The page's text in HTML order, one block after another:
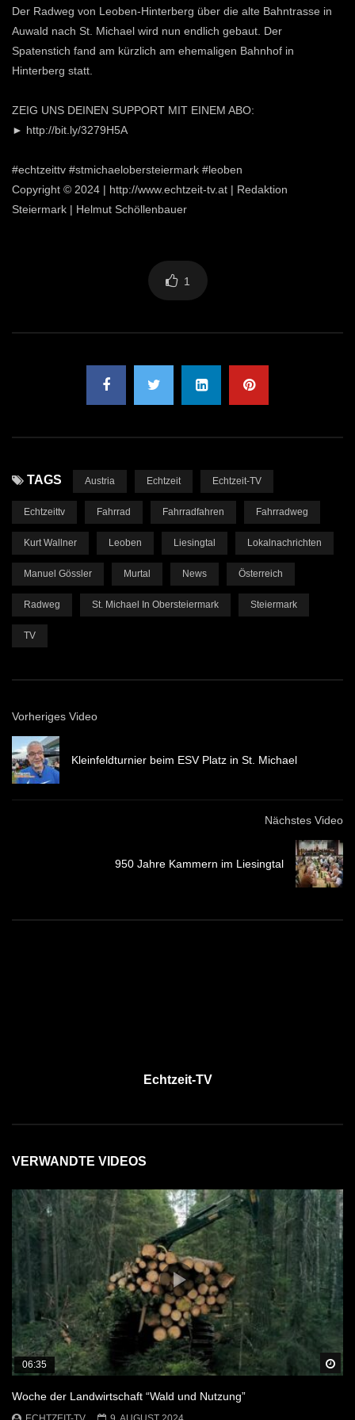
Der Radweg von Leoben-Hinterberg über die alte Bahntrasse in
Auwald nach St. Michael wird nun endlich gebaut. Der
Spatenstich fand am kürzlich am ehemaligen Bahnhof in
Hinterberg statt.
ZEIG UNS DEINEN SUPPORT MIT EINEM ABO:
► http://bit.ly/3279H5A
#echtzeittv #stmichaelobersteiermark #leoben
Copyright © 2024 | http://www.echtzeit-tv.at | Redaktion
Steiermark | Helmut Schöllenbauer
1
TAGS Austria Echtzeit Echtzeit-TV
Echtzeittv Fahrrad Fahrradfahren Fahrradweg
Kurt Wallner Leoben Liesingtal Lokalnachrichten
Manuel Gössler Murtal News Österreich
Radweg St. Michael In Obersteiermark Steiermark
TV
Vorheriges Video
Kleinfeldturnier beim ESV Platz in St. Michael
Nächstes Video
950 Jahre Kammern im Liesingtal
Echtzeit-TV
VERWANDTE VIDEOS
06:35
Woche der Landwirtschaft “Wald und Nutzung”